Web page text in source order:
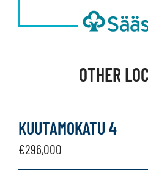
OTHER
KUUTAMOKATU 4
€296,000